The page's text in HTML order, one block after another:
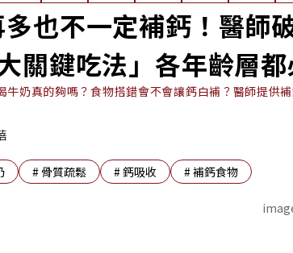
也不一定補鈣！醫師
關鍵吃法」各年齡層
牛奶真的夠嗎？食物搭錯會不會讓鈣白補？醫師提供
# 骨質疏鬆 #鈣吸收 #補鈣食物